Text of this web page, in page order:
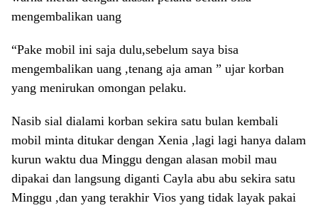
mengembalikan uang
“Pake mobil ini saja dulu,sebelum saya bisa
mengembalikan uang ,tenang aja aman ” ujar korban
yang menirukan omongan pelaku.
Nasib sial dialami korban sekira satu bulan kembali
mobil minta ditukar dengan Xenia ,lagi lagi hanya dalam
kurun waktu dua Minggu dengan alasan mobil mau
dipakai dan langsung diganti Cayla abu abu sekira satu
Minggu ,dan yang terakhir Vios yang tidak layak pakai